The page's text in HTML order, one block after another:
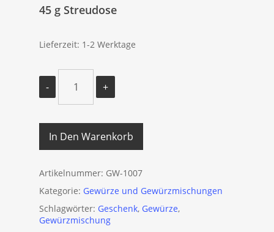
45 g Streudose
Lieferzeit: 1-2 Werktage
In Den Warenkorb
Artikelnummer: GW-1007
Kategorie: Gewürze und Gewürzmischungen
Schlagwörter: Geschenk, Gewürze,
Gewürzmischung